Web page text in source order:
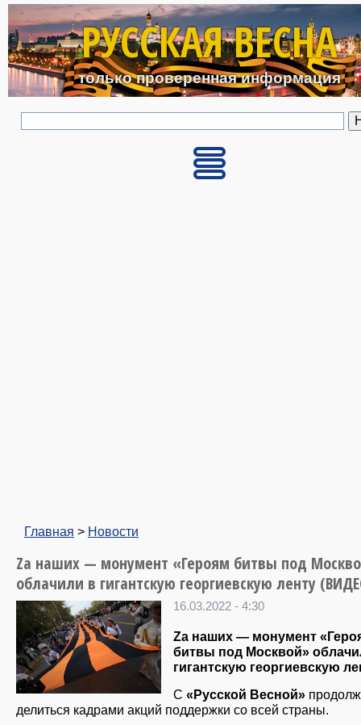
Перейти к основному
РУССКАЯ ВЕСНА
только проверенная информация
Главная > Новости
Zа наших — монумент «Героям битвы под
облачили в гигантскую георгиевскую ленту
16.03.2022 - 4:30
Zа наших — монумент
битвы под Москвой»
гигантскую георгиевскую
С «Русской Весной»
делиться кадрами акций поддержки со всей страны.